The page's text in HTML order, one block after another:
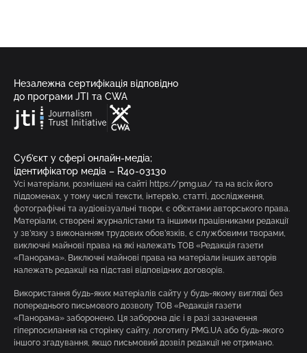
Незалежна сертифікація відповідно
до програми JTI та CWA
Суб’єкт у сфері онлайн-медіа;
ідентифікатор медіа – R40-03130
Усі матеріали, розміщені на сайті https://pmg.ua/ та на всіх його
піддоменах, у тому числі тексти, інтерв’ю, статті, дослідження,
фотографічні та аудіовізуальні твори, є об’єктами авторського права.
Матеріали, створені журналістами та іншими працівниками редакції
у зв’язку з виконанням трудових обов’язків, є службовими творами,
виключні майнові права на які належать ТОВ «Редакція газети
«Панорама». Виключні майнові права на матеріали інших авторів
належать редакції на підставі відповідних договорів.
Використання будь-яких матеріалів сайту у будь-якому вигляді без
попереднього письмового дозволу ТОВ «Редакція газети
«Панорама» заборонено. Ця заборона діє і в разі зазначення
гіперпосилання на сторінку сайту, логотипу PMG.UA або будь-якого
іншого згадування, якщо письмовий дозвіл редакції не отримано.